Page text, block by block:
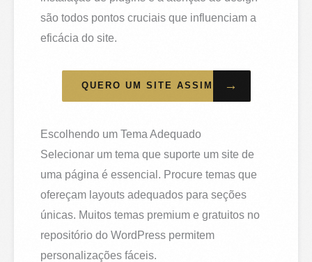
são todos pontos cruciais que influenciam a
eficácia do site.
QUERO UM SITE ASSIM →
Escolhendo um Tema Adequado
Selecionar um tema que suporte um site de
uma página é essencial. Procure temas que
ofereçam layouts adequados para seções
únicas. Muitos temas premium e gratuitos no
repositório do WordPress permitem
personalizações fáceis.